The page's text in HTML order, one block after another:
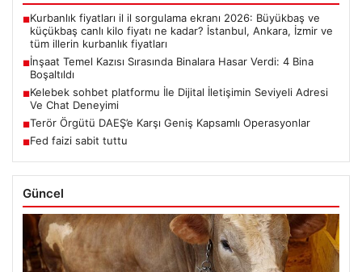
■Kurbanlık fiyatları il il sorgulama ekranı 2026: Büyükbaş ve
küçükbaş canlı kilo fiyatı ne kadar? İstanbul, Ankara, İzmir ve
tüm illerin kurbanlık fiyatları
■İnşaat Temel Kazısı Sırasında Binalara Hasar Verdi: 4 Bina
Boşaltıldı
■Kelebek sohbet platformu İle Dijital İletişimin Seviyeli Adresi
Ve Chat Deneyimi
■Terör Örgütü DAEŞ’e Karşı Geniş Kapsamlı Operasyonlar
■Fed faizi sabit tuttu
Güncel